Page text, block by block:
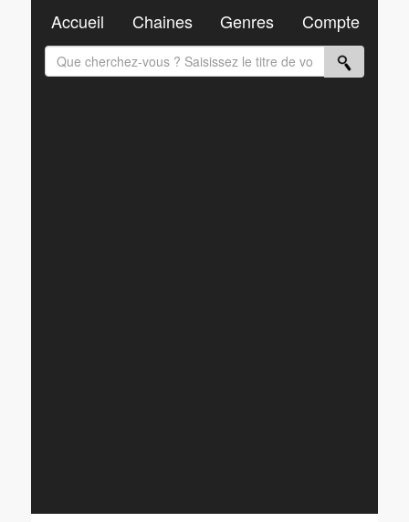
Accueil Chaines Genres Compte